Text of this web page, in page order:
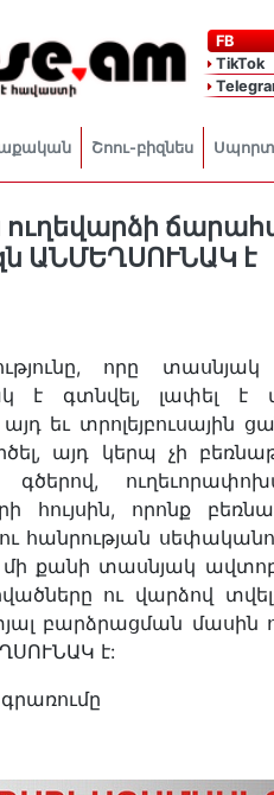
FB
TikTok
Շոու-բիզնես Սպորտ
ԱՆՄԵՂՍՈՒՆԱԿ է
որը
է գտնվել, լափել է
եւ տրոլեյբուսային
այդ կերպ չի
գծերով,
հույսին, որոնք
քանի տասնյակ
ու վարձով
բարձրացման մասին
է:
գրառումը